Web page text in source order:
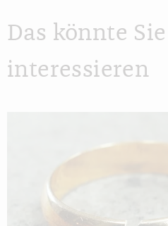
Das könnte
interessieren